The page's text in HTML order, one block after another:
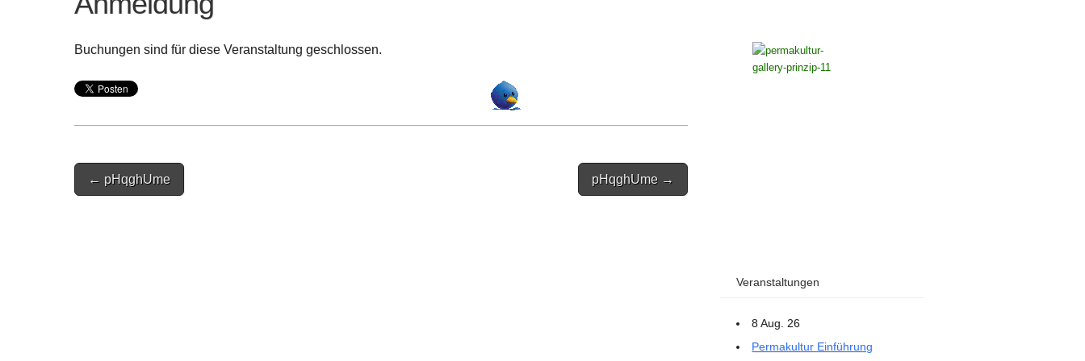
Buchungen sind für diese Veranstaltung geschlossen.
Post
navigation
← pHqghUme pHqghUme →
Veranstaltungen
8 Aug. 26
Permakultur Einführung